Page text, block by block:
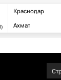
Краснодар
Ахмат